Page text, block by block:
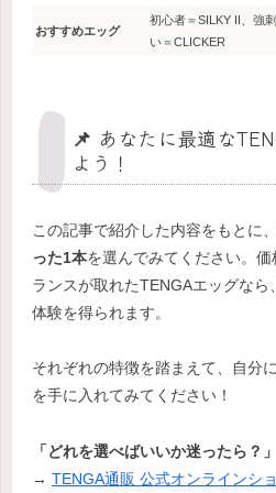
おすすめエッグ
初心者＝SILKY II、強
い＝CLICKER
📌 あなたに最適な
よう！
この記事で紹介した内容をもとに、
った1本を選んでみてください。
ランスが取れたTENGAエッグな
体験を得られます。
それぞれの特徴を踏まえて、自分
を手に入れてみてください！
「どれを選べばいいか迷ったら？」
→ TENGA通販 公式オンラインシ